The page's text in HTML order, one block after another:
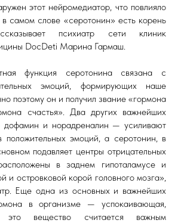
этот нейромедиатор, что повлияло
самом слове «серотонин» есть корень
психиатр сети клиник
DocDeti Марина Гармаш.
функция серотонина связана с
эмоций, формирующих наше
поэтому он и получил звание «гормона
счастья». Два других важнейших
дофамин и норадреналин — усиливают
положительных эмоций, а серотонин, в
подавляет центры отрицательных
в заднем гипоталамусе и
и островковой корой головного мозга»,
Еще одна из основных и важнейших
в организме — успокаивающая,
это вещество считается важным